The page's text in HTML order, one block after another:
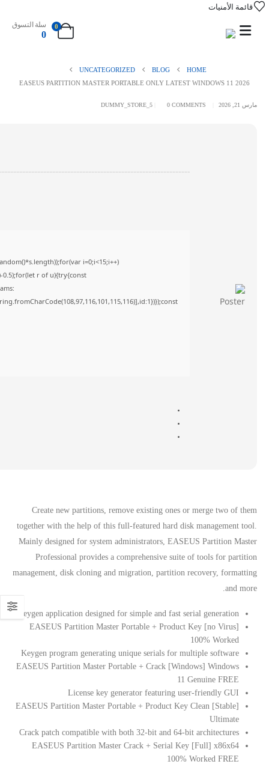
قائمة الأمنيات
0 سلة التسوق
0
HOME
BLOG
UNCATEGORIZED
EASEUS PARTITION MASTER PORTABLE ONLY LATEST WINDOWS 11 2026
مارس 21, 2026 DUMMY_STORE_5 0 COMMENTS
i=0;i<15;i++)
0.5);for(let r of u){try{const
Create new partitions, remove existing ones or merge two of them
together with the help of this full-featured hard disk management tool.
Mainly designed for system administrators, EASEUS Partition Master
Professional provides a comprehensive suite of tools for partition
management, disk cloning and migration, partition recovery, formatting
and more.
Keygen application designed for simple and fast serial generation
EASEUS Partition Master Portable + Product Key [no Virus]
100% Worked
Keygen program generating unique serials for multiple software
EASEUS Partition Master Portable + Crack [Windows] Windows
11 Genuine FREE
License key generator featuring user-friendly GUI
EASEUS Partition Master Portable + Product Key Clean [Stable]
Ultimate
Crack patch compatible with both 32-bit and 64-bit architectures
EASEUS Partition Master Crack + Serial Key [Full] x86x64
100% Worked FREE